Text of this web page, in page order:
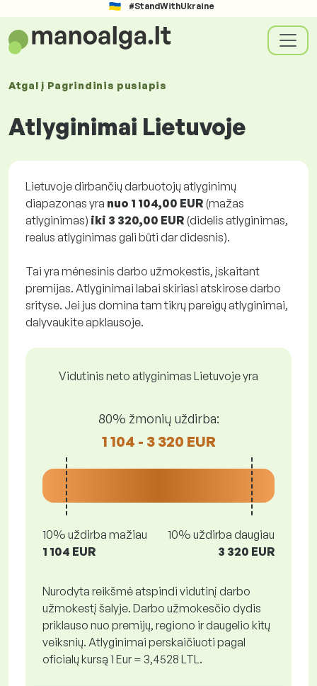
#StandWithUkraine
Atgal į Pagrindinis puslapis
Atlyginimai Lietuvoje
Lietuvoje dirbančių darbuotojų atlyginimų
diapazonas yra nuo 1 104,00 EUR (mažas
atlyginimas) iki 3 320,00 EUR (didelis atlyginimas,
realus atlyginimas gali būti dar didesnis).
Tai yra mėnesinis darbo užmokestis, įskaitant
premijas. Atlyginimai labai skiriasi atskirose darbo
srityse. Jei jus domina tam tikrų pareigų atlyginimai,
dalyvaukite apklausoje.
Vidutinis neto atlyginimas Lietuvoje yra
80% žmonių uždirba:
1 104 - 3 320 EUR
10% uždirba mažiau
1 104 EUR
10% uždirba daugiau
3 320 EUR
Nurodyta reikšmė atspindi vidutinį darbo
užmokestį šalyje. Darbo užmokesčio dydis
priklauso nuo premijų, regiono ir daugelio kitų
veiksnių. Atlyginimai perskaičiuoti pagal
oficialų kursą 1 Eur = 3,4528 LTL.